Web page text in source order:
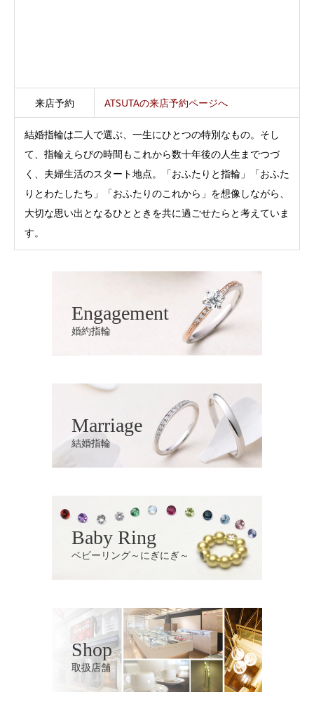
来店予約 ATSUTAの来店予約ページへ
結婚指輪は二人で選ぶ、一生にひとつの特別なもの。そし
て、指輪えらびの時間もこれから数十年後の人生までつづ
く、夫婦生活のスタート地点。「おふたりと指輪」「おふた
りとわたしたち」「おふたりのこれから」を想像しながら、
大切な思い出となるひとときを共に過ごせたらと考えていま
す。
Engagement
婚約指輪
Marriage
結婚指輪
Baby Ring
ベビーリング～にぎにぎ～
Shop
取扱店舗